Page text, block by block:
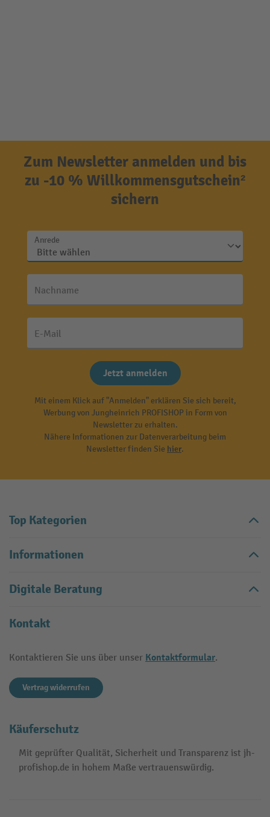
Zum Newsletter anmelden und bis
zu -10 % Willkommensgutschein²
sichern
Anrede
Nachname
E-Mail
Jetzt anmelden
Mit einem Klick auf "Anmelden" erklären Sie sich bereit,
Werbung von Jungheinrich PROFISHOP in Form von
Newsletter zu erhalten.
Nähere Informationen zur Datenverarbeitung beim
Newsletter finden Sie hier.
Top Kategorien
Informationen
Digitale Beratung
Kontakt
Kontaktieren Sie uns über unser Kontaktformular.
Vertrag widerrufen
Käuferschutz
Mit geprüfter Qualität, Sicherheit und Transparenz ist jh-
profishop.de in hohem Maße vertrauenswürdig.